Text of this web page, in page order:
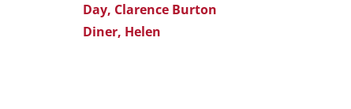
Day, Clarence Burton
Diner, Helen